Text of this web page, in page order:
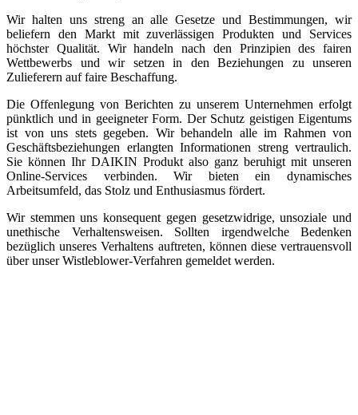
Wir halten uns streng an alle Gesetze und Bestimmungen, wir
beliefern den Markt mit zuverlässigen Produkten und Services
höchster Qualität. Wir handeln nach den Prinzipien des fairen
Wettbewerbs und wir setzen in den Beziehungen zu unseren
Zulieferern auf faire Beschaffung.
Die Offenlegung von Berichten zu unserem Unternehmen erfolgt
pünktlich und in geeigneter Form. Der Schutz geistigen Eigentums
ist von uns stets gegeben. Wir behandeln alle im Rahmen von
Geschäftsbeziehungen erlangten Informationen streng vertraulich.
Sie können Ihr DAIKIN Produkt also ganz beruhigt mit unseren
Online-Services verbinden. Wir bieten ein dynamisches
Arbeitsumfeld, das Stolz und Enthusiasmus fördert.
Wir stemmen uns konsequent gegen gesetzwidrige, unsoziale und
unethische Verhaltensweisen. Sollten irgendwelche Bedenken
bezüglich unseres Verhaltens auftreten, können diese vertrauensvoll
über unser Wistleblower-Verfahren gemeldet werden.